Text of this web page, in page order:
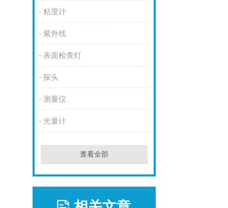
粘度计
紫外线
表面检查灯
探头
测量仪
光量计
查看全部